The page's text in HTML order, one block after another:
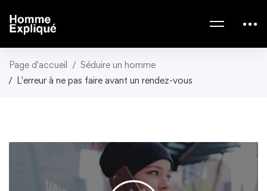
Page d'accueil
Séduire un homme
L'erreur à ne pas faire avant un rendez-vous